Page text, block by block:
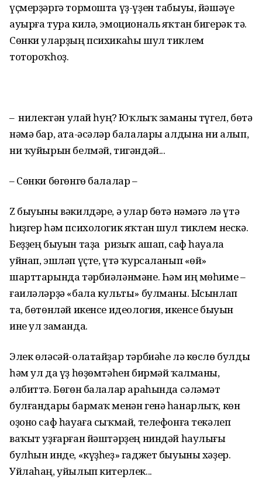
үҫмерҙәргә тормошта үҙ-үҙен табыуы, йәшәүе
ауырға тура килә, эмоциональ яҡтан бигерәк тә.
Сөнки уларҙың психикаһы шул тиклем
тотороҡһоҙ.
– Ә нилектән улай һуң? Юҡлыҡ заманы түгел, бөтә
нәмә бар, ата-әсәләр балалары алдына ни алып,
ни ҡуйырын белмәй, тигәндәй...
– Сөнки бөгөнгө балалар –
Z быуыны вәкилдәре, ә улар бөтә нәмәгә лә үтә
һиҙгер һәм психологик яҡтан шул тиклем нескә.
Беҙҙең быуын таҙа ризыҡ ашап, саф һауала
уйнап, эшләп үҫте, үтә ҡурсаланып «өй»
шарттарында тәрбиәләнмәне. Һәм иң мөһиме –
ғаиләләрҙә «бала культы» булманы. Ысынлап
та, бөтөнләй икенсе идеология, икенсе быуын
ине ул заманда.
Элек өләсәй-олатайҙар тәрбиәһе лә көслө булды
һәм ул да үҙ һөҙөмтәһен бирмәй ҡалманы,
әлбиттә. Бөгөн балалар араһында сәләмәт
булғандары бармаҡ менән генә һанарлыҡ, көн
оҙоно саф һауаға сыҡмай, телефонға текәлеп
ваҡыт уҙғарған йәштәрҙең ниндәй һаулығы
булһын инде, «күҙһеҙ» гаджет быуыны хәҙер.
Уйлаһаң, уйылып китерлек...